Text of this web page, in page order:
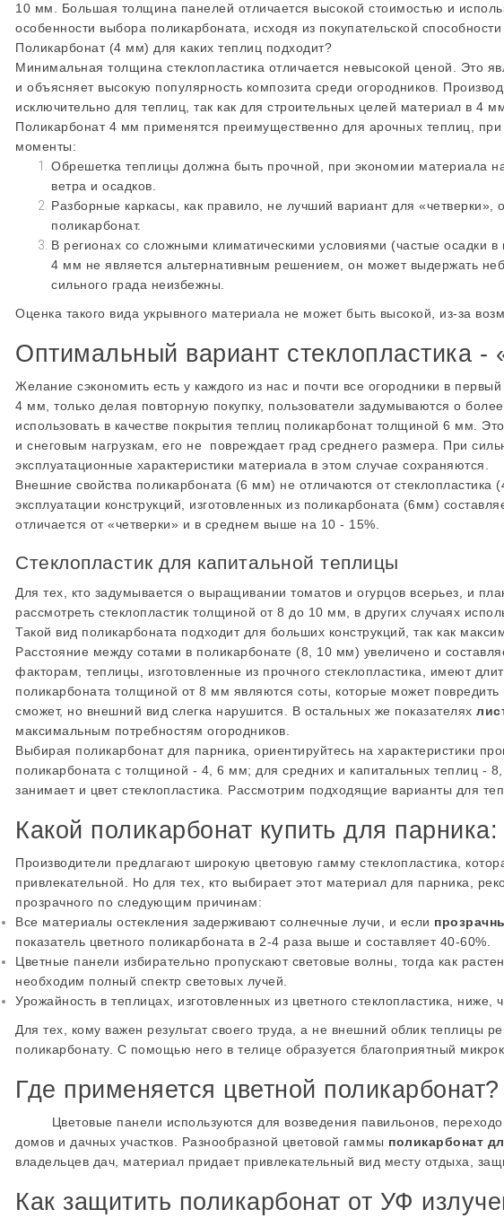
10 мм. Большая толщина панелей отличается высокой стоимостью и
особенности выбора поликарбоната, исходя из покупательской
Поликарбонат (4 мм) для каких теплиц подходит?
Минимальная толщина стеклопластика отличается невысокой ценой. Это
и объясняет высокую популярность композита среди огородников.
исключительно для теплиц, так как для строительных целей материал в 4
Поликарбонат 4 мм применятся преимущественно для арочных теплиц,
моменты:
Обрешетка теплицы должна быть прочной, при экономии материала
ветра и осадков.
Разборные каркасы, как правило, не лучший вариант для
поликарбонат.
В регионах со сложными климатическими условиями (частые осадки
4 мм не является альтернативным решением, он может выдержать
сильного града неизбежны.
Оценка такого вида укрывного материала не может быть высокой, из-за
Оптимальный вариант стеклопластика -
Желание сэкономить есть у каждого из нас и почти все огородники в
4 мм, только делая повторную покупку, пользователи задумываются о
использовать в качестве покрытия теплиц поликарбонат толщиной 6 мм.
и снеговым нагрузкам, его не повреждает град среднего размера. При
эксплуатационные характеристики материала в этом случае сохраняются.
Внешние свойства поликарбоната (6 мм) не отличаются от
эксплуатации конструкций, изготовленных из поликарбоната (6мм)
отличается от «четверки» и в среднем выше на 10 - 15%.
Стеклопластик для капитальной теплицы
Для тех, кто задумывается о выращивании томатов и огурцов всерьез, и
рассмотреть стеклопластик толщиной от 8 до 10 мм, в других случаях
Такой вид поликарбоната подходит для больших конструкций, так как
Расстояние между сотами в поликарбонате (8, 10 мм) увеличено и
факторам, теплицы, изготовленные из прочного стеклопластика, имеют
поликарбоната толщиной от 8 мм являются соты, которые может
сможет, но внешний вид слегка нарушится. В остальных же показателях
максимальным потребностям огородников.
Выбирая поликарбонат для парника, ориентируйтесь на характеристики
поликарбоната с толщиной - 4, 6 мм; для средних и капитальных теплиц -
занимает и цвет стеклопластика. Рассмотрим подходящие варианты для
Какой поликарбонат купить для
Производители предлагают широкую цветовую гамму стеклопластика,
привлекательной. Но для тех, кто выбирает этот материал для парника,
прозрачного по следующим причинам:
Все материалы остекления задерживают солнечные лучи, и если
показатель цветного поликарбоната в 2-4 раза выше и составляет 40-60%.
Цветные панели избирательно пропускают световые волны, тогда как
необходим полный спектр световых лучей.
Урожайность в теплицах, изготовленных из цветного стеклопластика, ниже,
Для тех, кому важен результат своего труда, а не внешний облик теплицы
поликарбонату. С помощью него в телице образуется благоприятный
Где применяется цветной поликарбонат?
Цветовые панели используются для возведения павильонов,
домов и дачных участков. Разнообразной цветовой гаммы поликарбонат
владельцев дач, материал придает привлекательный вид месту отдыха,
Как защитить поликарбонат от УФ